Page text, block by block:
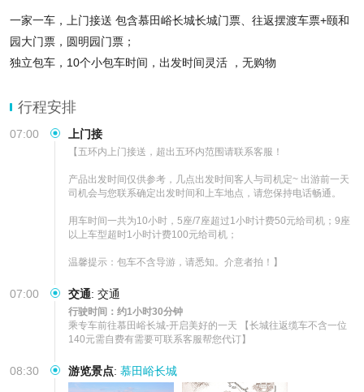
一家一车，上门接送 包含慕田峪长城长城门票、往返摆渡车票+颐和
园大门票，圆明园门票；
独立包车，10个小包车时间，出发时间灵活 ，无购物
行程安排
07:00 上门接
【五环内上门接送，超出五环内范围请联系客服！
产品出发时间仅供参考，几点出发时间客人与司机定~ 出游前一天
司机会与您联系确定出发时间和上车地点，请您保持电话畅通。
用车时间一共为10小时，5座/7座超过1小时计费50元给司机；9座
以上车型超时1小时计费100元给司机；
温馨提示：包车不含导游，请悉知。介意者拍！】
07:00 交通: 交通
行驶时间：约1小时30分钟
乘专车前往慕田峪长城-开启美好的一天 【长城往返缆车不含一位
140元需自费有需要可联系客服帮您代订】
08:30 游览景点: 慕田峪长城